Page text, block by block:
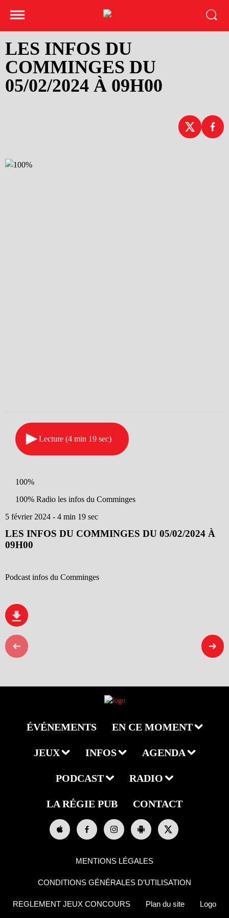
LES INFOS DU
COMMINGES DU
05/02/2024 À 09H00
Lecture (4 min 19 sec)
100%
100% Radio les infos du Comminges
5 février 2024 - 4 min 19 sec
LES INFOS DU COMMINGES DU 05/02/2024 À
09H00
Podcast infos du Comminges
ÉVÉNEMENTS EN CE MOMENT
JEUX INFOS AGENDA
PODCAST RADIO
LA RÉGIE PUB CONTACT
MENTIONS LÉGALES
CONDITIONS GÉNÉRALES D’UTILISATION
REGLEMENT JEUX CONCOURS Plan du site Logo